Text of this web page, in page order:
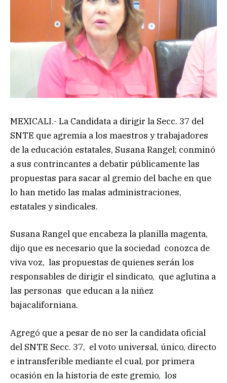
MEXICALI.- La Candidata a dirigir la Secc. 37 del
SNTE que agremia a los maestros y trabajadores
de la educación estatales, Susana Rangel; conminó
a sus contrincantes a debatir públicamente las
propuestas para sacar al gremio del bache en que
lo han metido las malas administraciones,
estatales y sindicales.
Susana Rangel que encabeza la planilla magenta,
dijo que es necesario que la sociedad conozca de
viva voz, las propuestas de quienes serán los
responsables de dirigir el sindicato, que aglutina a
las personas que educan a la niñez
bajacaliforniana.
Agregó que a pesar de no ser la candidata oficial
del SNTE Secc. 37, el voto universal, único, directo
e intransferible mediante el cual, por primera
ocasión en la historia de este gremio, los